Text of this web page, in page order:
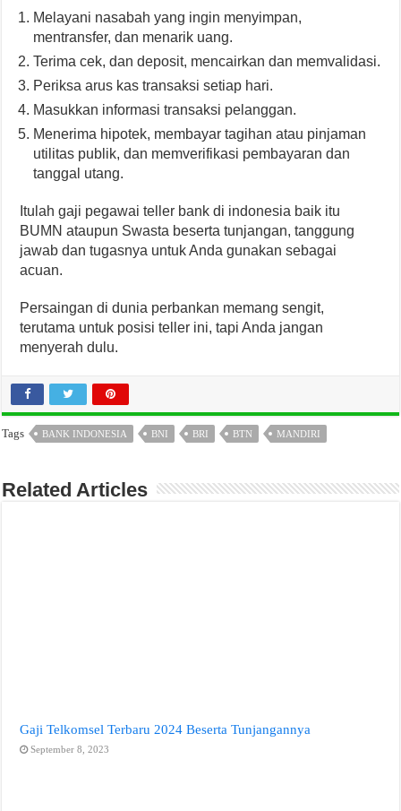
Melayani nasabah yang ingin menyimpan,
mentransfer, dan menarik uang.
Terima cek, dan deposit, mencairkan dan memvalidasi.
Periksa arus kas transaksi setiap hari.
Masukkan informasi transaksi pelanggan.
Menerima hipotek, membayar tagihan atau pinjaman
utilitas publik, dan memverifikasi pembayaran dan
tanggal utang.
Itulah gaji pegawai teller bank di indonesia baik itu
BUMN ataupun Swasta beserta tunjangan, tanggung
jawab dan tugasnya untuk Anda gunakan sebagai
acuan.
Persaingan di dunia perbankan memang sengit,
terutama untuk posisi teller ini, tapi Anda jangan
menyerah dulu.
Tags BANK INDONESIA BNI BRI BTN MANDIRI
Related Articles
Gaji Telkomsel Terbaru 2024 Beserta Tunjangannya
September 8, 2023